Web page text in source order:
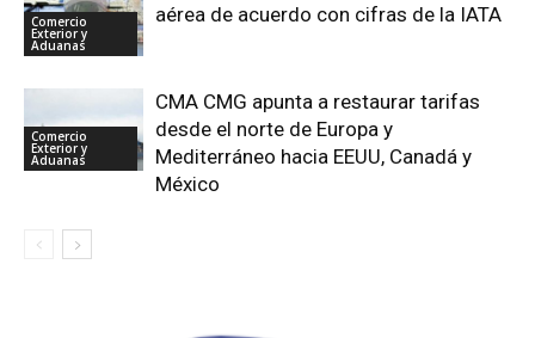
Comercio
Exterior y
Aduanas
aérea de acuerdo con cifras de la IATA
Comercio
Exterior y
Aduanas
CMA CMG apunta a restaurar tarifas
desde el norte de Europa y
Mediterráneo hacia EEUU, Canadá y
México